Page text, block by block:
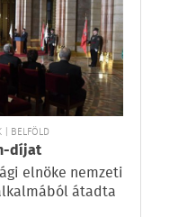
| BELFÖLD
díjat
elnöke nemzeti
átadta